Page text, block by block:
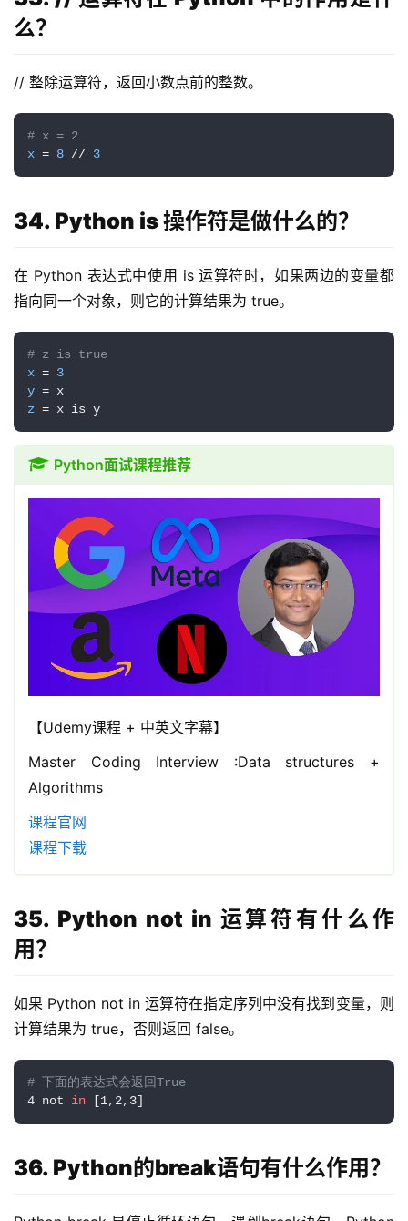
么？
// 整除运算符，返回小数点前的整数。
# x = 2
x = 8 // 3
34. Python is 操作符是做什么的？
在 Python 表达式中使用 is 运算符时，如果两边的变量都
指向同一个对象，则它的计算结果为 true。
# z is true
x = 3
y
z = x is y
Python面试课程推荐
【Udemy课程 + 中英文字幕】
Master Coding Interview :Data structures +
Algorithms
课程官网
课程下载
35. Python not in 运算符有什么作
用？
如果 Python not in 运算符在指定序列中没有找到变量，则
计算结果为 true，否则返回 false。
# 下面的表达式会返回True
4 not in [1,2,3]
36. Python的break语句有什么作用？